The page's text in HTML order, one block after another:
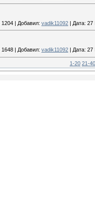
1204 | Добавил: vadik11092 | Дата: 27
1648 Добавил: vadik11092 Дата: 27
1-20 21-40